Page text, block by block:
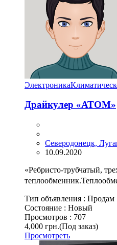
Электроника
Драйкулер «АТОМ»
Северодонецк,
10.09.2020
«Ребристо-трубчатый,
Тип объявления : Продам
Состояние : Новый
Просмотров : 707
4,000 грн.(Под заказ)
Просмотреть